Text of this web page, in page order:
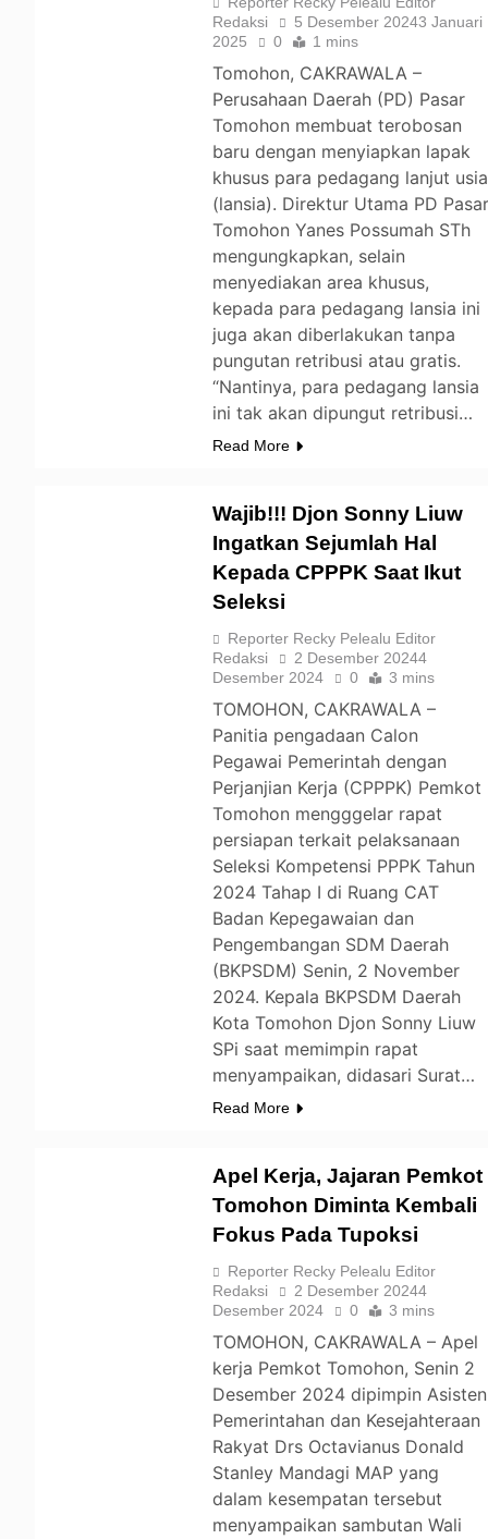
Redaksi
5 Desember 20243 Januari
2025
0 1 mins
Tomohon, CAKRAWALA –
Perusahaan Daerah (PD) Pasar
Tomohon membuat terobosan
baru dengan menyiapkan lapak
khusus para pedagang lanjut usia
(lansia). Direktur Utama PD
Tomohon Yanes Possumah STh
mengungkapkan, selain
menyediakan area khusus,
kepada para pedagang lansia ini
juga akan diberlakukan tanpa
pungutan retribusi atau gratis.
“Nantinya, para pedagang lansia
ini tak akan dipungut retribusi…
Read More
Wajib!!! Djon Sonny Liuw
Ingatkan Sejumlah Hal
Kepada CPPPK Saat Ikut
Seleksi
Reporter Recky Pelealu Editor
Redaksi
2 Desember 20244
Desember 2024
0 3 mins
TOMOHON, CAKRAWALA –
Panitia pengadaan Calon
Pegawai Pemerintah dengan
Perjanjian Kerja (CPPPK) Pemkot
Tomohon mengggelar rapat
persiapan terkait pelaksanaan
Seleksi Kompetensi PPPK Tahun
2024 Tahap I di Ruang CAT
Badan Kepegawaian dan
Pengembangan SDM Daerah
(BKPSDM) Senin, 2 November
2024. Kepala BKPSDM Daerah
Kota Tomohon Djon Sonny Liuw
SPi saat memimpin rapat
menyampaikan, didasari Surat…
Read More
Apel Kerja, Jajaran Pemkot
Tomohon Diminta Kembali
Fokus Pada Tupoksi
Reporter Recky Pelealu Editor
Redaksi
2 Desember 20244
Desember 2024
0 3 mins
TOMOHON, CAKRAWALA – Apel
kerja Pemkot Tomohon, Senin 2
Desember 2024 dipimpin Asisten
Pemerintahan dan Kesejahteraan
Rakyat Drs Octavianus Donald
Stanley Mandagi MAP yang
dalam kesempatan tersebut
menyampaikan sambutan Wali